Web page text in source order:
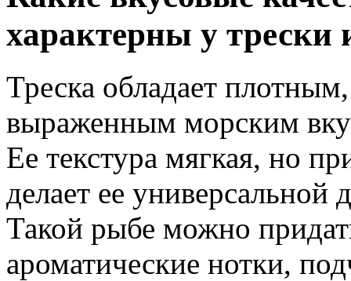
характерны у
Треска обладает
выраженным морским
Ее текстура мягкая, но
делает ее универсальной
Такой рыбе можно
ароматические нотки,